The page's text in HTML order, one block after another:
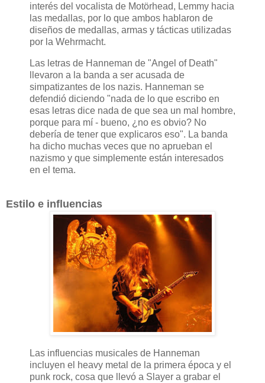
interés del vocalista de Motörhead, Lemmy hacia
las medallas, por lo que ambos hablaron de
diseños de medallas, armas y tácticas utilizadas
por la Wehrmacht.
Las letras de Hanneman de "Angel of Death"
llevaron a la banda a ser acusada de
simpatizantes de los nazis. Hanneman se
defendió diciendo "nada de lo que escribo en
esas letras dice nada de que sea un mal hombre,
porque para mí - bueno, ¿no es obvio? No
debería de tener que explicaros eso". La banda
ha dicho muchas veces que no aprueban el
nazismo y que simplemente están interesados
en el tema.
Estilo e influencias
Las influencias musicales de Hanneman
incluyen el heavy metal de la primera época y el
punk rock, cosa que llevó a Slayer a grabar el